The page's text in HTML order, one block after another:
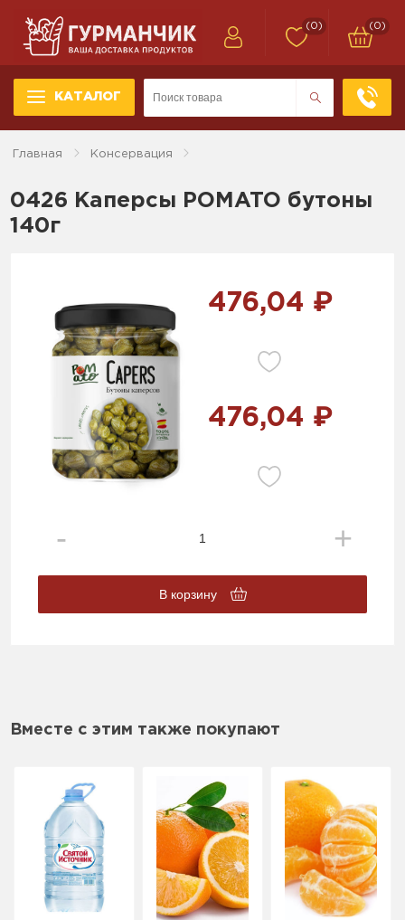
КАТАЛОГ
(0) (0)
Главная Консервация
0426 Каперсы POMATO бутоны
140г
476,04 ₽
476,04 ₽
В корзину
Вместе с этим также покупают